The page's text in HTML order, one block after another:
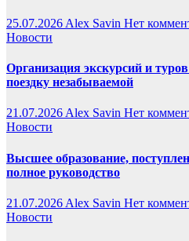
25.07.2026 Alex Savin Нет
Новости
Организация экскурсий и
поездку незабываемой
21.07.2026 Alex Savin Нет
Новости
Высшее образование,
полное руководство
21.07.2026 Alex Savin Нет
Новости